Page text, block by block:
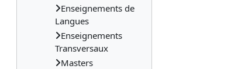
Enseignements de
Langues
Enseignements
Transversaux
Masters